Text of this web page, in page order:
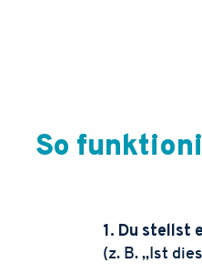
So
1. Du stellst
(z. B. „Ist